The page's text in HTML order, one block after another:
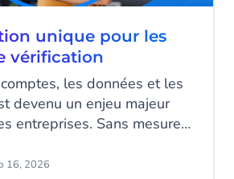
unique pour les
vérification
les données et les
devenu un enjeu majeur
entreprises. Sans mesures
faille de sécurité. Mais
16, 2026